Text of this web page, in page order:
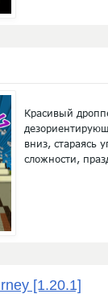
Красивый
вниз, стараясь
сложности,
[1.20.1]